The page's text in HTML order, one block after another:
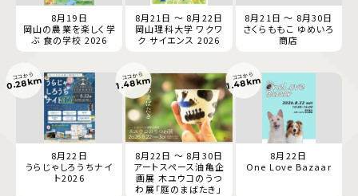
8月19日
岡山の農業を楽しく学
ぶ 食の学校 2026
8月21日 ～ 8月22日
岡山理科大学 ワクワ
ク サイエンス 2026
8月21日 ～ 8月30日
さくらももこ ゆめいろ
商店
8月22日
うらじゃしろうちナイ
ト2026
ココから
0.28km
8月22日 ～ 8月30日
アートスペース油亀企
画展 木ユウコのうつ
わ展「庭のまばたき」
ココから
1.48km
8月22日
One Love Bazaar
ココから
1.48km